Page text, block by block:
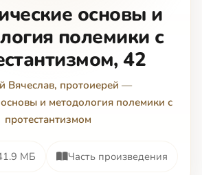
основы и
полемики с
42
Вячеслав, протоиерей —
и методология полемики с
протестантизмом
МБ Часть произведения